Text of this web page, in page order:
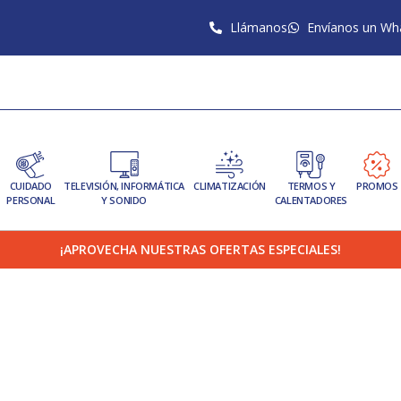
Llámanos Envíanos un
CUIDADO
PERSONAL
TELEVISIÓN, INFORMÁTICA
Y SONIDO
CLIMATIZACIÓN
TERMOS Y
CALENTADORES
PROMOS
¡APROVECHA NUESTRAS OFERTAS ESPECIALES!